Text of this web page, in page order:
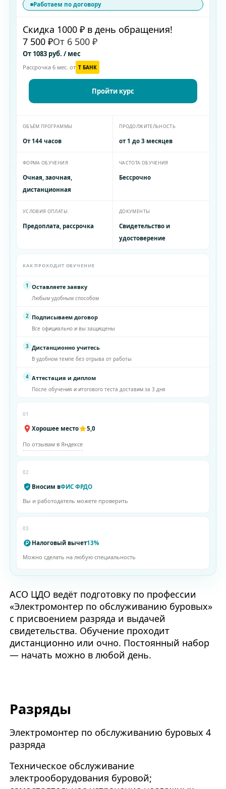
Работаем по договору
Скидка 1000 ₽ в день обращения!
7 500 ₽От 6 500 ₽
От 1083 руб. / мес
Рассрочка 6 мес. от T БАНК
Пройти курс
ОБЪЁМ ПРОГРАММЫ
От 144 часов
ПРОДОЛЖИТЕЛЬНОСТЬ
от 1 до 3 месяцев
ФОРМА ОБУЧЕНИЯ
Очная, заочная,
дистанционная
ЧАСТОТА ОБУЧЕНИЯ
Бессрочно
УСЛОВИЯ ОПЛАТЫ
Предоплата, рассрочка
ДОКУМЕНТЫ
Свидетельство и
удостоверение
КАК ПРОХОДИТ ОБУЧЕНИЕ
1 Оставляете заявку
Любым удобным способом
2 Подписываем договор
Все официально и вы защищены
3 Дистанционно учитесь
В удобном темпе без отрыва от работы
4 Аттестация и диплом
После обучения и итогового теста доставим за 3 дня
01
Хорошее место 5,0
По отзывам в Яндексе
02
Вносим вФИС ФРДО
Вы и работодатель можете проверить
03
Налоговый вычет13%
Можно сделать на любую специальность
АСО ЦДО ведёт подготовку по профессии
«Электромонтер по обслуживанию буровых»
с присвоением разряда и выдачей
свидетельства. Обучение проходит
дистанционно или очно. Постоянный набор
— начать можно в любой день.
Разряды
Электромонтер по обслуживанию буровых 4
разряда
Техническое обслуживание
электрооборудования буровой;